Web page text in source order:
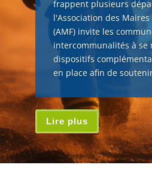
frappent plusieurs
l'Association des Maires
(AMF) invite les
intercommunalités à se
dispositifs
en place afin de
Lire plus